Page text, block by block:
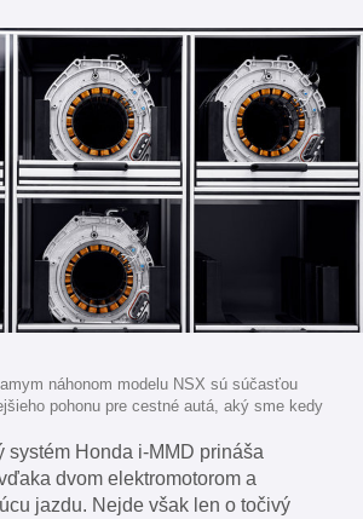
náhonom modelu NSX sú súčasťou
pohonu pre cestné autá, aký sme kedy
systém Honda i-MMD prináša
dvom elektromotorom a
jazdu. Nejde však len o točivý